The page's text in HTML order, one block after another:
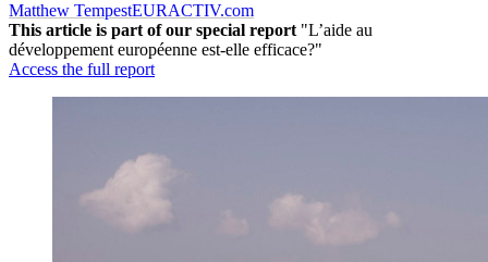
Matthew TempestEURACTIV.com
This article is part of our special report "L’aide au
développement européenne est-elle efficace?"
Access the full report